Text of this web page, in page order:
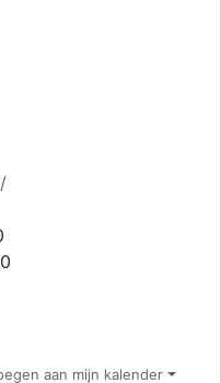
aan mijn kalender